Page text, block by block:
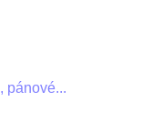
pánové...